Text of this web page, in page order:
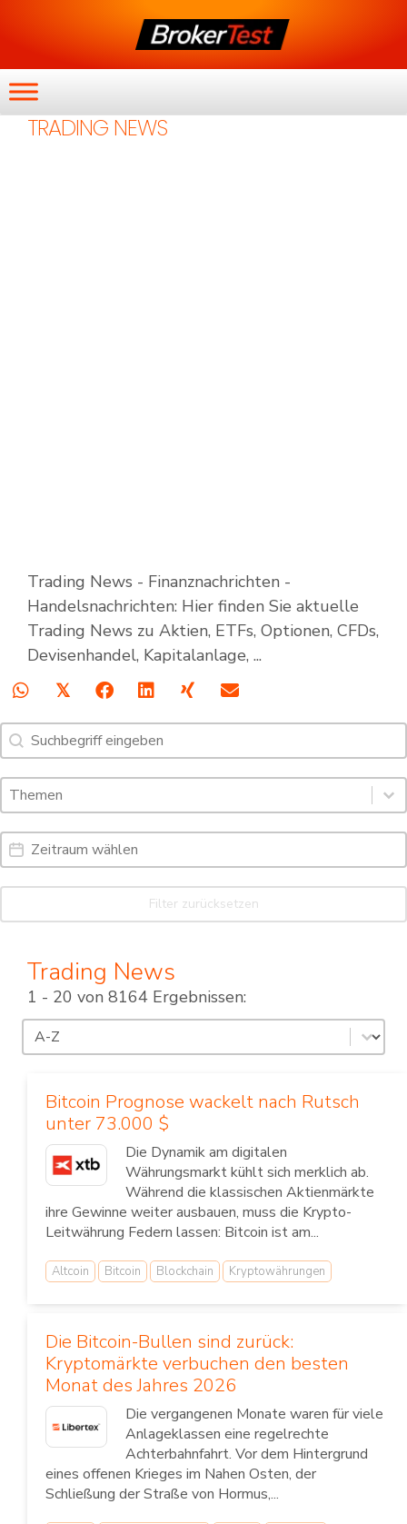
TRADING NEWS
Trading News - Finanznachrichten -
Handelsnachrichten: Hier finden Sie aktuelle
Trading News zu Aktien, ETFs, Optionen, CFDs,
Devisenhandel, Kapitalanlage, ...
𝕏
Suche
Search content
Schlagworte: Trading News & Webinare
Select content
Select content
Date Range
Date
Filter zurücksetzen
Trading News
1 - 20 von 8164 Ergebnissen:
Sortierung
Sort content
Bitcoin Prognose wackelt nach Rutsch
unter 73.000 $
Die Dynamik am digitalen
Währungsmarkt kühlt sich merklich ab.
Während die klassischen Aktienmärkte
ihre Gewinne weiter ausbauen, muss die Krypto-
Leitwährung Federn lassen: Bitcoin ist am...
Altcoin Bitcoin Blockchain Kryptowährungen
Die Bitcoin-Bullen sind zurück:
Kryptomärkte verbuchen den besten
Monat des Jahres 2026
Die vergangenen Monate waren für viele
Anlageklassen eine regelrechte
Achterbahnfahrt. Vor dem Hintergrund
eines offenen Krieges im Nahen Osten, der
Schließung der Straße von Hormus,...